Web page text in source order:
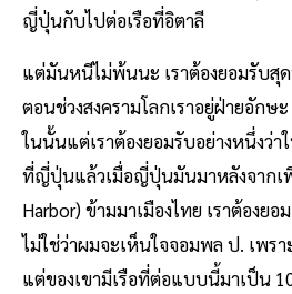
ญี่ปุ่นกับไปต่อเรือที่อิตาลี
แต่มันหนีไม่พ้นนะ เราต้องยอมรับสุ
ตอนช่วงสงครามโลกเราอยู่ฝ่ายอักษ
ในนั้นแต่เราต้องยอมรับอย่างหนึ่งว่าใ
ที่ญี่ปุ่นแล้วเมื่อญี่ปุ่นมันมาหลังจากเพิ
Harbor) ข้ามมาเมืองไทย เราต้องยอ
ไม่ใช่ว่าผมจะเห็นใจจอมพล ป. เพรา
แต่ของเขามีเรือที่ต่อแบบนี้มาเป็น